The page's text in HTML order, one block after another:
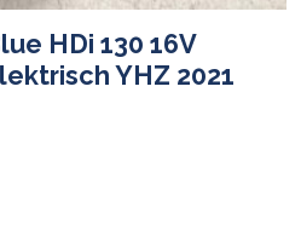
HDi 130 16V
YHZ 2021